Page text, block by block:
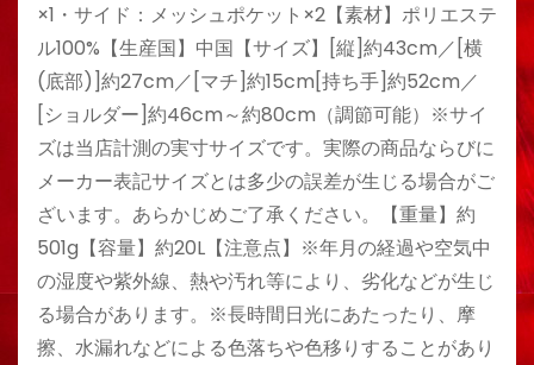
×1・サイド：メッシュポケット×2【素材】ポリエステ
ル100%【生産国】中国【サイズ】[縦]約43cm／[横
(底部)]約27cm／[マチ]約15cm[持ち手]約52cm／
[ショルダー]約46cm～約80cm（調節可能）※サイ
ズは当店計測の実寸サイズです。実際の商品ならびに
メーカー表記サイズとは多少の誤差が生じる場合がご
ざいます。あらかじめご了承ください。【重量】約
501g【容量】約20L【注意点】※年月の経過や空気中
の湿度や紫外線、熱や汚れ等により、劣化などが生じ
る場合があります。※長時間日光にあたったり、摩
擦、水漏れなどによる色落ちや色移りすることがあり